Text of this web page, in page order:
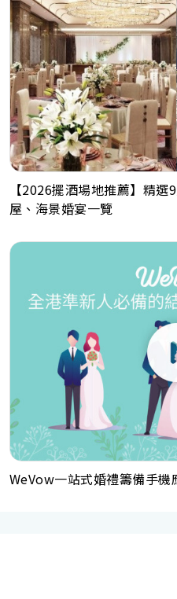
【2026擺酒場地推薦】精
屋、海景婚宴一覽
WeVow一站式婚禮籌備手機